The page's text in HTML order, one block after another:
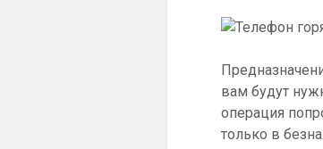
вам будут
операция
только в